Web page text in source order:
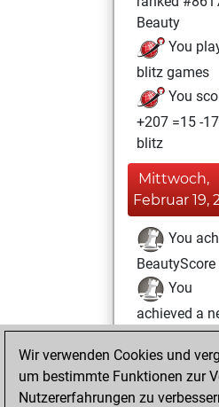
Beauty
You
blitz games
You
+207 =15 -
blitz
Mittwoch,
Februar 19,
You
You
achieved a
of 1617
Freitag,
14, 2025
Wir verwenden Cookies und
um bestimmte Funktionen zur
Nutzererfahrungen zu